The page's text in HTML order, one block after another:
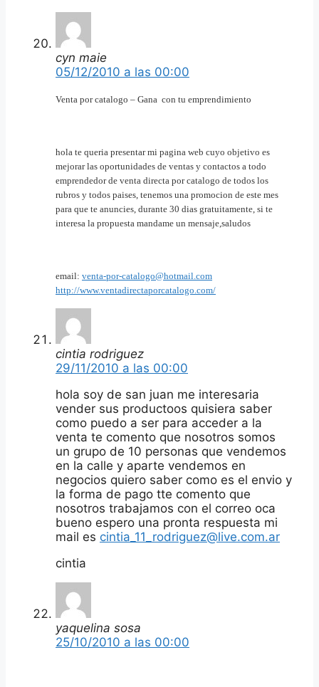
cyn maie
05/12/2010 a las 00:00
Venta por catalogo – Gana con tu emprendimiento
hola te queria presentar mi pagina web cuyo objetivo es
mejorar las oportunidades de ventas y contactos a todo
emprendedor de venta directa por catalogo de todos los
rubros y todos paises, tenemos una promocion de este mes
para que te anuncies, durante 30 dias gratuitamente, si te
interesa la propuesta mandame un mensaje,saludos
email: venta-por-catalogo@hotmail.com
http://www.ventadirectaporcatalogo.com/
cintia rodriguez
29/11/2010 a las 00:00
hola soy de san juan me interesaria
vender sus productoos quisiera saber
como puedo a ser para acceder a la
venta te comento que nosotros somos
un grupo de 10 personas que vendemos
en la calle y aparte vendemos en
negocios quiero saber como es el envio y
la forma de pago tte comento que
nosotros trabajamos con el correo oca
bueno espero una pronta respuesta mi
mail es cintia_11_rodriguez@live.com.ar
cintia
yaquelina sosa
25/10/2010 a las 00:00